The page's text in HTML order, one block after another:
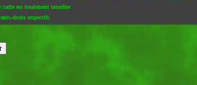
est totalement interdite
droits respectifs.